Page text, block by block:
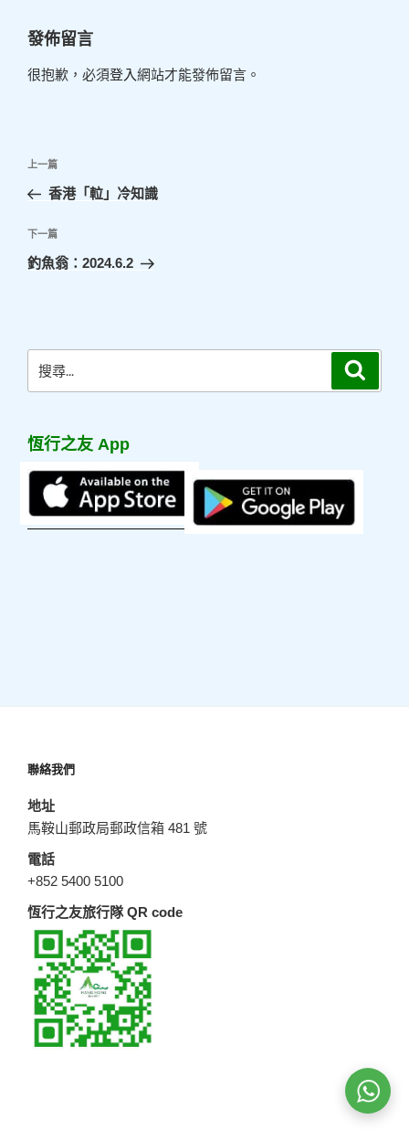
發佈留言
很抱歉，必須登入網站才能發佈留言。
文
導
覽
上
一
文
章
上一篇
香港「𨋢」冷知識
下
一
下一篇
釣魚翁：2024.6.2
尋
字:
恆行之友 App
聯絡我們
地址
馬鞍山郵政局郵政信箱 481 號
電話
+852 5400 5100
恆行之友旅行隊 QR code